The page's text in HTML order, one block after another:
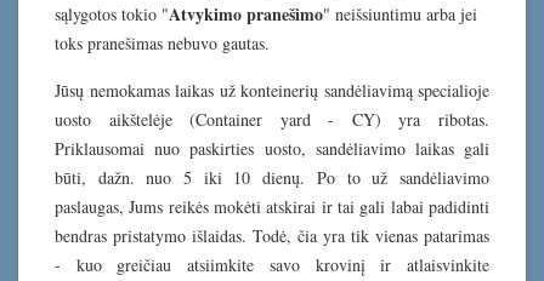
sąlygotos tokio "Atvykimo pranešimo" neišsiuntimu arba jei
toks pranešimas nebuvo gautas.
Jūsų nemokamas laikas už konteinerių sandėliavimą specialioje
uosto aikštelėje (Container yard - CY) yra ribotas.
Priklausomai nuo paskirties uosto, sandėliavimo laikas gali
būti, dažn. nuo 5 iki 10 dienų. Po to už sandėliavimo
paslaugas, Jums reikės mokėti atskirai ir tai gali labai padidinti
bendras pristatymo išlaidas. Todė, čia yra tik vienas patarimas
- kuo greičiau atsiimkite savo krovinį ir atlaisvinkite